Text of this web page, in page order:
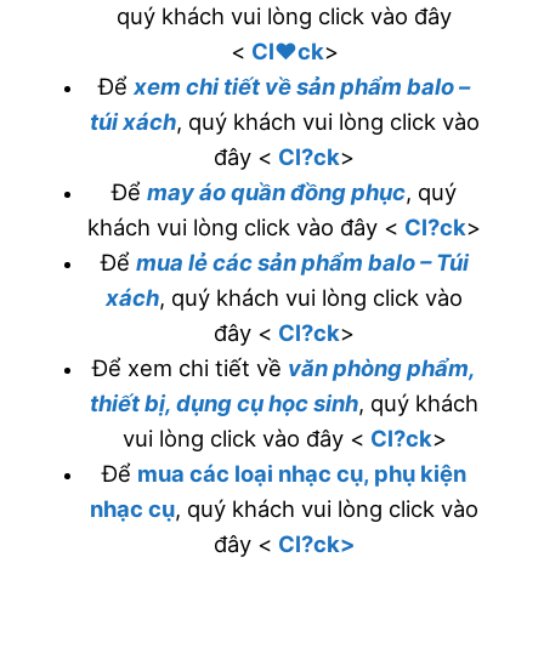
quý khách vui lòng click vào đây
< Cl♥ck>
Đểxem chi tiết về sản phẩm balo –
túi xách, quý khách vui lòng click vào
đây < Cl?ck>
Đểmay áo quần đồng phục, quý
khách vui lòng click vào đây < Cl?ck>
Để mua lẻ các sản phẩm balo – Túi
xách, quý khách vui lòng click vào
đây < Cl?ck>
Để xem chi tiết về văn phòng phẩm,
thiết bị, dụng cụ học sinh, quý khách
vui lòng click vào đây < Cl?ck>
Để mua các loại nhạc cụ, phụ kiện
nhạc cụ, quý khách vui lòng click vào
đây < Cl?ck>